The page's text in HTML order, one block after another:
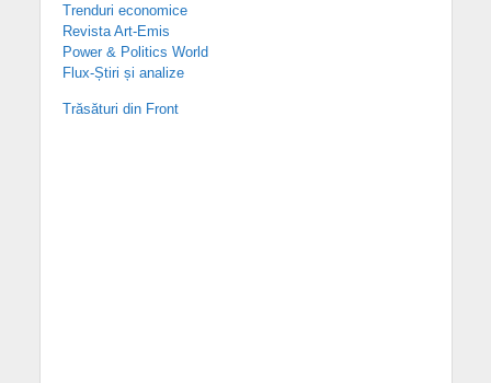
Trenduri economice
Revista Art-Emis
Power & Politics World
Flux-Știri și analize
Trăsături din Front